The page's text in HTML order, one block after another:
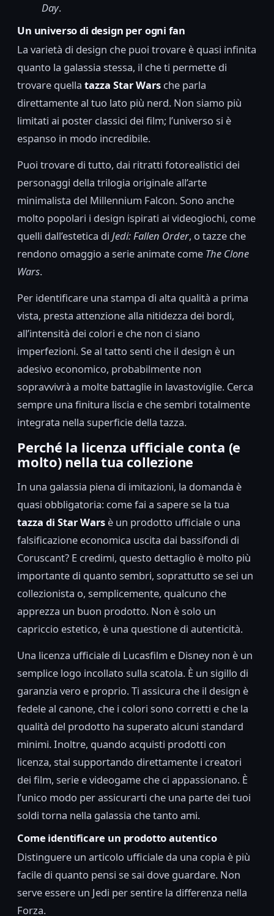
Day.
Un universo di design per ogni fan
La varietà di design che puoi trovare è quasi infinita
quanto la galassia stessa, il che ti permette di
trovare quella tazza Star Wars che parla
direttamente al tuo lato più nerd. Non siamo più
limitati ai poster classici dei film; l’universo si è
espanso in modo incredibile.
Puoi trovare di tutto, dai ritratti fotorealistici dei
personaggi della trilogia originale all’arte
minimalista del Millennium Falcon. Sono anche
molto popolari i design ispirati ai videogiochi, come
quelli dall’estetica di Jedi: Fallen Order, o tazze che
rendono omaggio a serie animate come The Clone
Wars.
Per identificare una stampa di alta qualità a prima
vista, presta attenzione alla nitidezza dei bordi,
all’intensità dei colori e che non ci siano
imperfezioni. Se al tatto senti che il design è un
adesivo economico, probabilmente non
sopravvivrà a molte battaglie in lavastoviglie. Cerca
sempre una finitura liscia e che sembri totalmente
integrata nella superficie della tazza.
Perché la licenza ufficiale conta (e
molto) nella tua collezione
In una galassia piena di imitazioni, la domanda è
quasi obbligatoria: come fai a sapere se la tua
tazza di Star Wars è un prodotto ufficiale o una
falsificazione economica uscita dai bassifondi di
Coruscant? E credimi, questo dettaglio è molto più
importante di quanto sembri, soprattutto se sei un
collezionista o, semplicemente, qualcuno che
apprezza un buon prodotto. Non è solo un
capriccio estetico, è una questione di autenticità.
Una licenza ufficiale di Lucasfilm e Disney non è un
semplice logo incollato sulla scatola. È un sigillo di
garanzia vero e proprio. Ti assicura che il design è
fedele al canone, che i colori sono corretti e che la
qualità del prodotto ha superato alcuni standard
minimi. Inoltre, quando acquisti prodotti con
licenza, stai supportando direttamente i creatori
dei film, serie e videogame che ci appassionano. È
l’unico modo per assicurarti che una parte dei tuoi
soldi torna nella galassia che tanto ami.
Come identificare un prodotto autentico
Distinguere un articolo ufficiale da una copia è più
facile di quanto pensi se sai dove guardare. Non
serve essere un Jedi per sentire la differenza nella
Forza.